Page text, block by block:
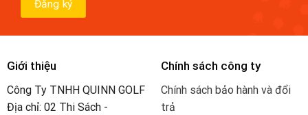
Giới thiệu
Công Ty TNHH QUINN GOLF
Địa chỉ: 02 Thi Sách -
Chính sách công ty
Chính sách bảo hành và đổi
trả